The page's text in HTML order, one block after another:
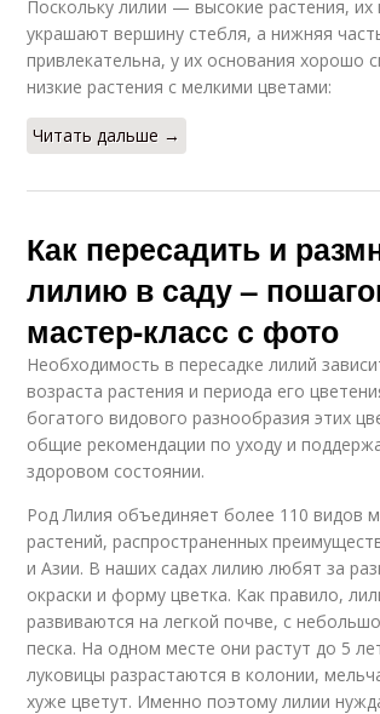
Поскольку лилии — высокие растения, их
украшают вершину стебля, а нижняя
привлекательна, у их основания хорошо
низкие растения с мелкими цветами:
Читать дальше →
Как пересадить и
лилию в саду –
мастер-класс с фото
Необходимость в пересадке лилий
возраста растения и периода его
богатого видового разнообразия этих
общие рекомендации по уходу и
здоровом состоянии.
Род Лилия объединяет более 110 видов
растений, распространенных
и Азии. В наших садах лилию любят за
окраски и форму цветка. Как правило,
развиваются на легкой почве, с
песка. На одном месте они растут до 5
луковицы разрастаются в колонии,
хуже цветут. Именно поэтому лилии